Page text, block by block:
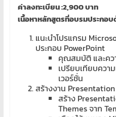
สอน
คอมพิวเตอร์
ออกแบบ
ค่าลงทะเบียน :2,900 บาท
เนื้อหาหลักสูตรที่อบรมประกอบ
แนะนำโปรแกรม
ประกอบ PowerPoint
คุณสมบัติ และคว
เปรียบเทียบควา
เวอร์ชั่น
สร้างงาน
สร้าง
Themes จาก